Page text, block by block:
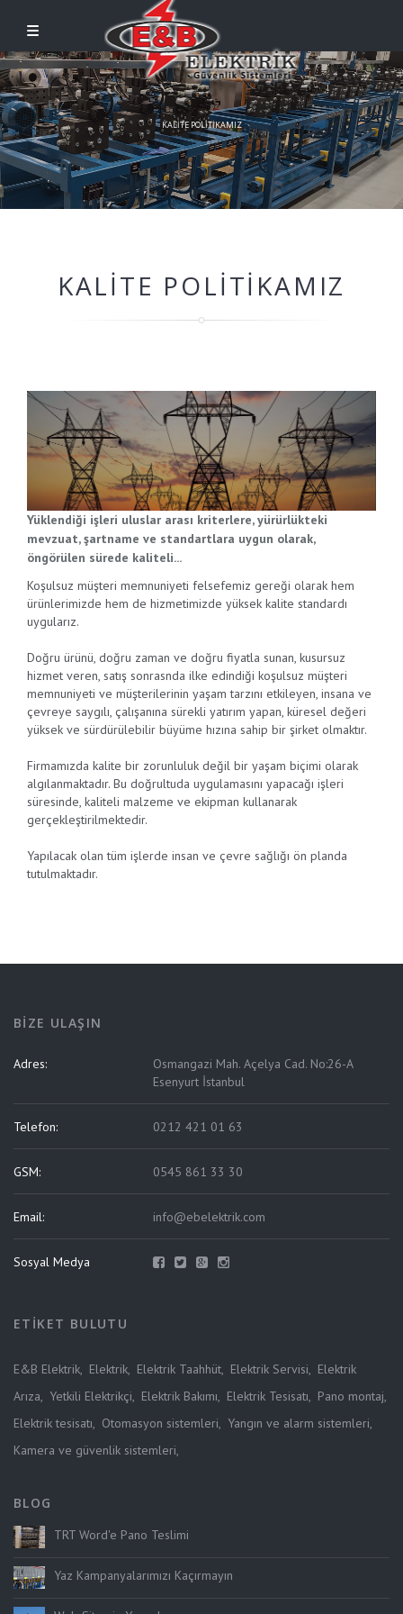
KALITE POLITIKAMIZ
KALITE POLITIKAMIZ
Yüklendiği işleri uluslar arası kriterlere, yürürlükteki
mevzuat, şartname ve standartlara uygun olarak,
öngörülen sürede kaliteli...
Koşulsuz müşteri memnuniyeti felsefemiz gereği olarak hem
ürünlerimizde hem de hizmetimizde yüksek kalite standardı
uygularız.
Doğru ürünü, doğru zaman ve doğru fiyatla sunan, kusursuz
hizmet veren, satış sonrasnda ilke edindiği koşulsuz müşteri
memnuniyeti ve müşterilerinin yaşam tarzını etkileyen, insana ve
çevreye saygılı, çalışanına sürekli yatırım yapan, küresel değeri
yüksek ve sürdürülebilir büyüme hızına sahip bir şirket olmaktır.
Firmamızda kalite bir zorunluluk değil bir yaşam biçimi olarak
algılanmaktadır. Bu doğrultuda uygulamasını yapacağı işleri
süresinde, kaliteli malzeme ve ekipman kullanarak
gerçekleştirilmektedir.
Yapılacak olan tüm işlerde insan ve çevre sağlığı ön planda
tutulmaktadır.
BIZE ULAŞIN
Adres:
Osmangazi Mah. Açelya Cad. No:26-A
Esenyurt İstanbul
Telefon: 0212 421 01 63
GSM: 0545 861 33 30
Email: info@ebelektrik.com
Sosyal Medya
ETIKET BULUTU
E&B Elektrik, Elektrik, Elektrik Taahhüt, Elektrik Servisi, Elektrik
Arıza, Yetkili Elektrikçi, Elektrik Bakımı, Elektrik Tesisatı, Pano montaj,
Elektrik tesisatı, Otomasyon sistemleri, Yangın ve alarm sistemleri,
Kamera ve güvenlik sistemleri,
BLOG
TRT Word'e Pano Teslimi
Yaz Kampanyalarımızı Kaçırmayın